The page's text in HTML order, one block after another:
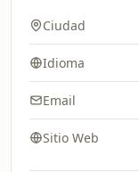
Ciudad
Idioma
Email
Sitio Web